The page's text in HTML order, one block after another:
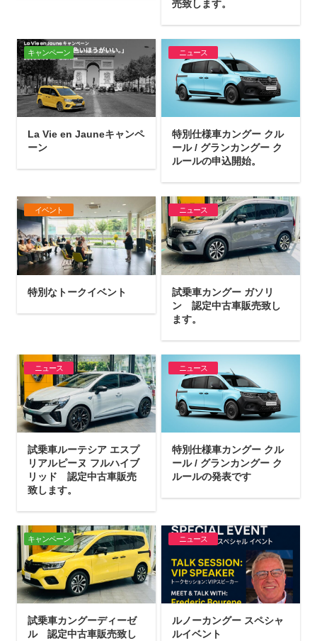
売致します。
キャンペーン
La Vie en Jauneキャンペ
ーン
ニュース
特別仕様車カングー クル
ール / グランカングー ク
ルールの申込開始。
イベント
特別なトークイベント
ニュース
試乗車カングー ガソリ
ン 認定中古車販売致し
ます。
ニュース
試乗車ルーテシア エスプ
リアルピーヌ フルハイブ
リッド 認定中古車販売
致します。
ニュース
特別仕様車カングー クル
ール / グランカングー ク
ルールの発表です
キャンペーン
試乗車カングーディーゼ
ル 認定中古車販売致し
ニュース
ルノーカングー スペシャ
ルイベント